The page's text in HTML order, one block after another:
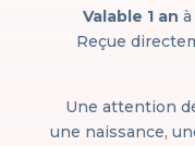
Valable 1 an
Reçue
Une attention
une naissance,